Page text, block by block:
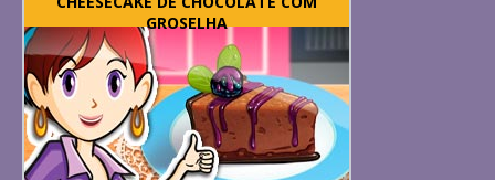
GROSELHA